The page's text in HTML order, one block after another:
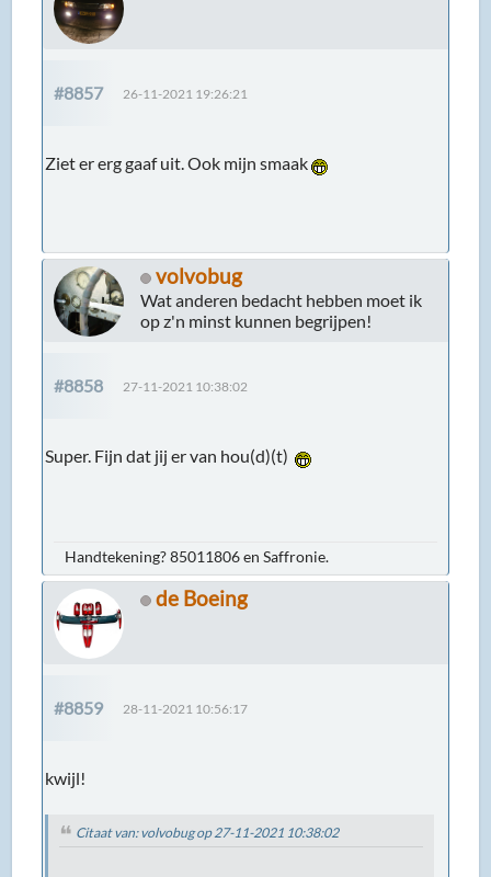
#8857 26-11-2021 19:26:21
Ziet er erg gaaf uit. Ook mijn smaak
volvobug
Wat anderen bedacht hebben moet ik
op z'n minst kunnen begrijpen!
#8858 27-11-2021 10:38:02
Super. Fijn dat jij er van hou(d)(t)
Handtekening? 85011806 en Saffronie.
de Boeing
#8859 28-11-2021 10:56:17
kwijl!
Citaat van: volvobug op 27-11-2021 10:38:02